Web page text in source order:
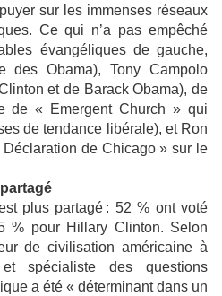
sur les immenses réseaux
Ce qui n’a pas empêché
évangéliques de gauche,
des Obama), Tony Campolo
et de Barack Obama), de
de « Emergent Church » qui
de tendance libérale), et Ron
de Chicago » sur le
plus partagé : 52 % ont voté
% pour Hillary Clinton. Selon
de civilisation américaine à
spécialiste des questions
a été « déterminant dans un